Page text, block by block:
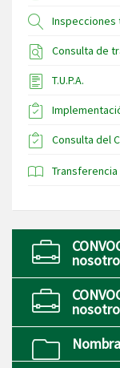
Inspecciones
Consulta de
T.U.P.A.
Consulta del